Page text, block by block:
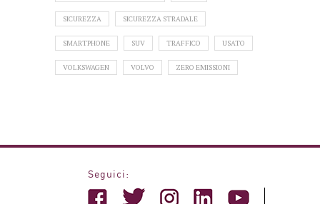
SICUREZZA SICUREZZA STRADALE
SMARTPHONE SUV TRAFFICO USATO
VOLKSWAGEN VOLVO ZERO EMISSIONI
Seguici: